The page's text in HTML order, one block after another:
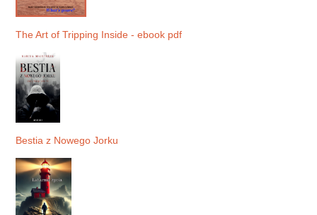
The Art of Tripping Inside - ebook pdf
Bestia z Nowego Jorku